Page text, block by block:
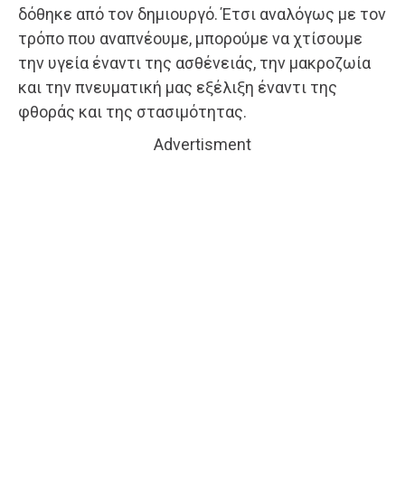
δόθηκε από τον δημιουργό. Έτσι αναλόγως με τον
τρόπο που αναπνέουμε, μπορούμε να χτίσουμε
την υγεία έναντι της ασθένειάς, την μακροζωία
και την πνευματική μας εξέλιξη έναντι της
φθοράς και της στασιμότητας.
Advertisment